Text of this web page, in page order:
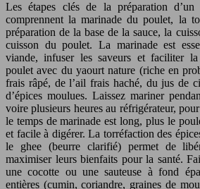
Les étapes clés de la préparation
comprennent la marinade du poulet, la
préparation de la base de la sauce, la
cuisson du poulet. La marinade est
viande, infuser les saveurs et faciliter
poulet avec du yaourt nature (riche en
frais râpé, de l’ail frais haché, du jus de
d’épices moulues. Laissez mariner
voire plusieurs heures au réfrigérateur,
le temps de marinade est long, plus le
et facile à digérer. La torréfaction des
le ghee (beurre clarifié) permet de
maximiser leurs bienfaits pour la santé.
une cocotte ou une sauteuse à fond
entières (cumin, coriandre, graines de